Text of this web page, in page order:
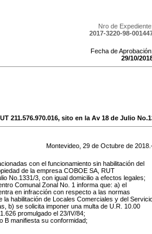
Nro de Expediente:
2017-3220-98-
Fecha de Aprobación:
29/10/
211.576.970.016, sito en la Av 18 de Julio
Montevideo, 29 de Octubre de 2018
con el funcionamiento sin habilitación del
de la empresa COBOE SA, RUT
No.1331/3, con igual domicilio a efectos legales;
Comunal Zonal No. 1 informa que: a) el
en infracción con respecto a las normas
habilitación de Locales Comerciales y del
b) se solicita imponer una multa de U.R. 10.00
promulgado el 23/IV/84;
B manifiesta su conformidad;